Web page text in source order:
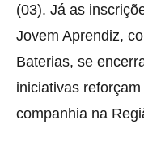
(03). Já as
Jovem Aprendiz,
Baterias, se
iniciativas
companhia na